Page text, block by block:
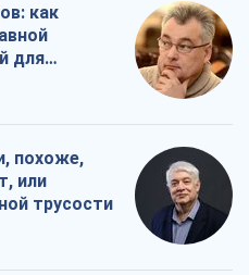
как
для
похоже,
или
трусости